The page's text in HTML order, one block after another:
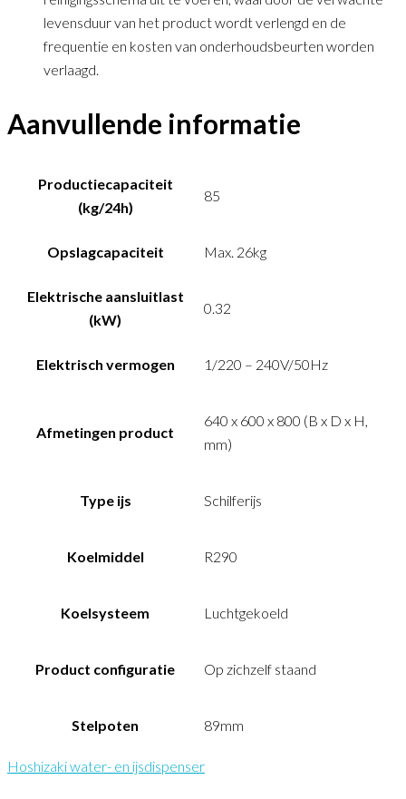
levensduur van het product wordt verlengd en de
frequentie en kosten van onderhoudsbeurten worden
verlaagd.
Aanvullende informatie
Productiecapaciteit
(kg/24h)
85
Opslagcapaciteit Max. 26kg
Elektrische aansluitlast
(kW)
0.32
Elektrisch vermogen 1/220 – 240V/50Hz
Afmetingen product
640 x 600 x 800 (B x D x H,
mm)
Type ijs Schilferijs
Koelmiddel R290
Koelsysteem Luchtgekoeld
Product configuratie Op zichzelf staand
Stelpoten 89mm
Hoshizaki water- en ijsdispenser